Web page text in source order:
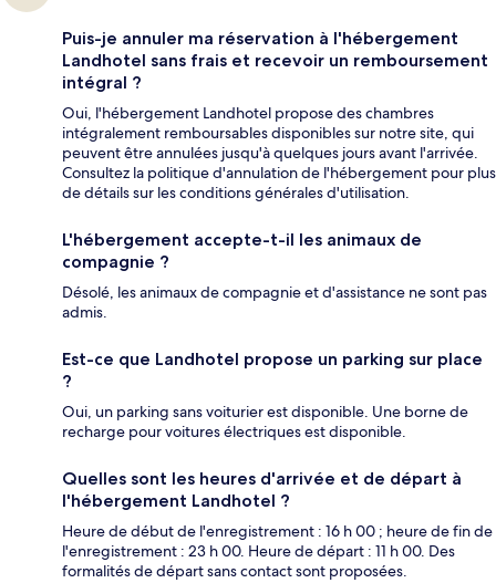
Puis-je annuler ma réservation à l'hébergement
Landhotel sans frais et recevoir un remboursement
intégral ?
Oui, l'hébergement Landhotel propose des chambres
intégralement remboursables disponibles sur notre site, qui
peuvent être annulées jusqu'à quelques jours avant l'arrivée.
Consultez la politique d'annulation de l'hébergement pour plus
de détails sur les conditions générales d'utilisation.
L'hébergement accepte-t-il les animaux de
compagnie ?
Désolé, les animaux de compagnie et d'assistance ne sont pas
admis.
Est-ce que Landhotel propose un parking sur place
?
Oui, un parking sans voiturier est disponible. Une borne de
recharge pour voitures électriques est disponible.
Quelles sont les heures d'arrivée et de départ à
l'hébergement Landhotel ?
Heure de début de l'enregistrement : 16 h 00 ; heure de fin de
l'enregistrement : 23 h 00. Heure de départ : 11 h 00. Des
formalités de départ sans contact sont proposées.